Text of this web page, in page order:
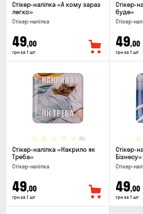
Стікер-наліпка «А кому зараз
легко»
Стікер-наліпка
49,00
грн за 1 шт
Стікер-
буде»
Стікер-
49,00
грн за 1 шт
(0)
Стікер-наліпка «Накрило як
Треба»
Стікер-наліпка
49,00
грн за 1 шт
Стікер-
Бізнесу»
Стікер-
49,00
грн за 1 шт